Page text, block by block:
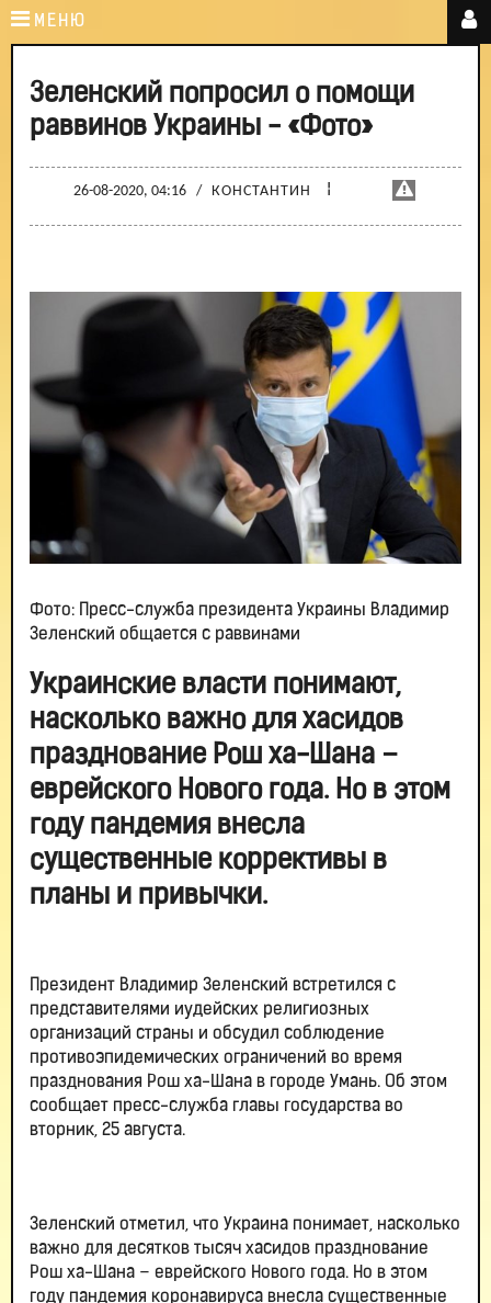
МЕНЮ
Зеленский попросил о помощи
раввинов Украины - «Фото»
26-08-2020, 04:16 / КОНСТАНТИН ¦
Фото: Пресс-служба президента Украины Владимир
Зеленский общается с раввинами
Украинские власти понимают,
насколько важно для хасидов
празднование Рош ха-Шана –
еврейского Нового года. Но в этом
году пандемия внесла
существенные коррективы в
планы и привычки.
Президент Владимир Зеленский встретился с
представителями иудейских религиозных
организаций страны и обсудил соблюдение
противоэпидемических ограничений во время
празднования Рош ха-Шана в городе Умань. Об этом
сообщает пресс-служба главы государства во
вторник, 25 августа.
Зеленский отметил, что Украина понимает, насколько
важно для десятков тысяч хасидов празднование
Рош ха-Шана – еврейского Нового года. Но в этом
году пандемия коронавируса внесла существенные